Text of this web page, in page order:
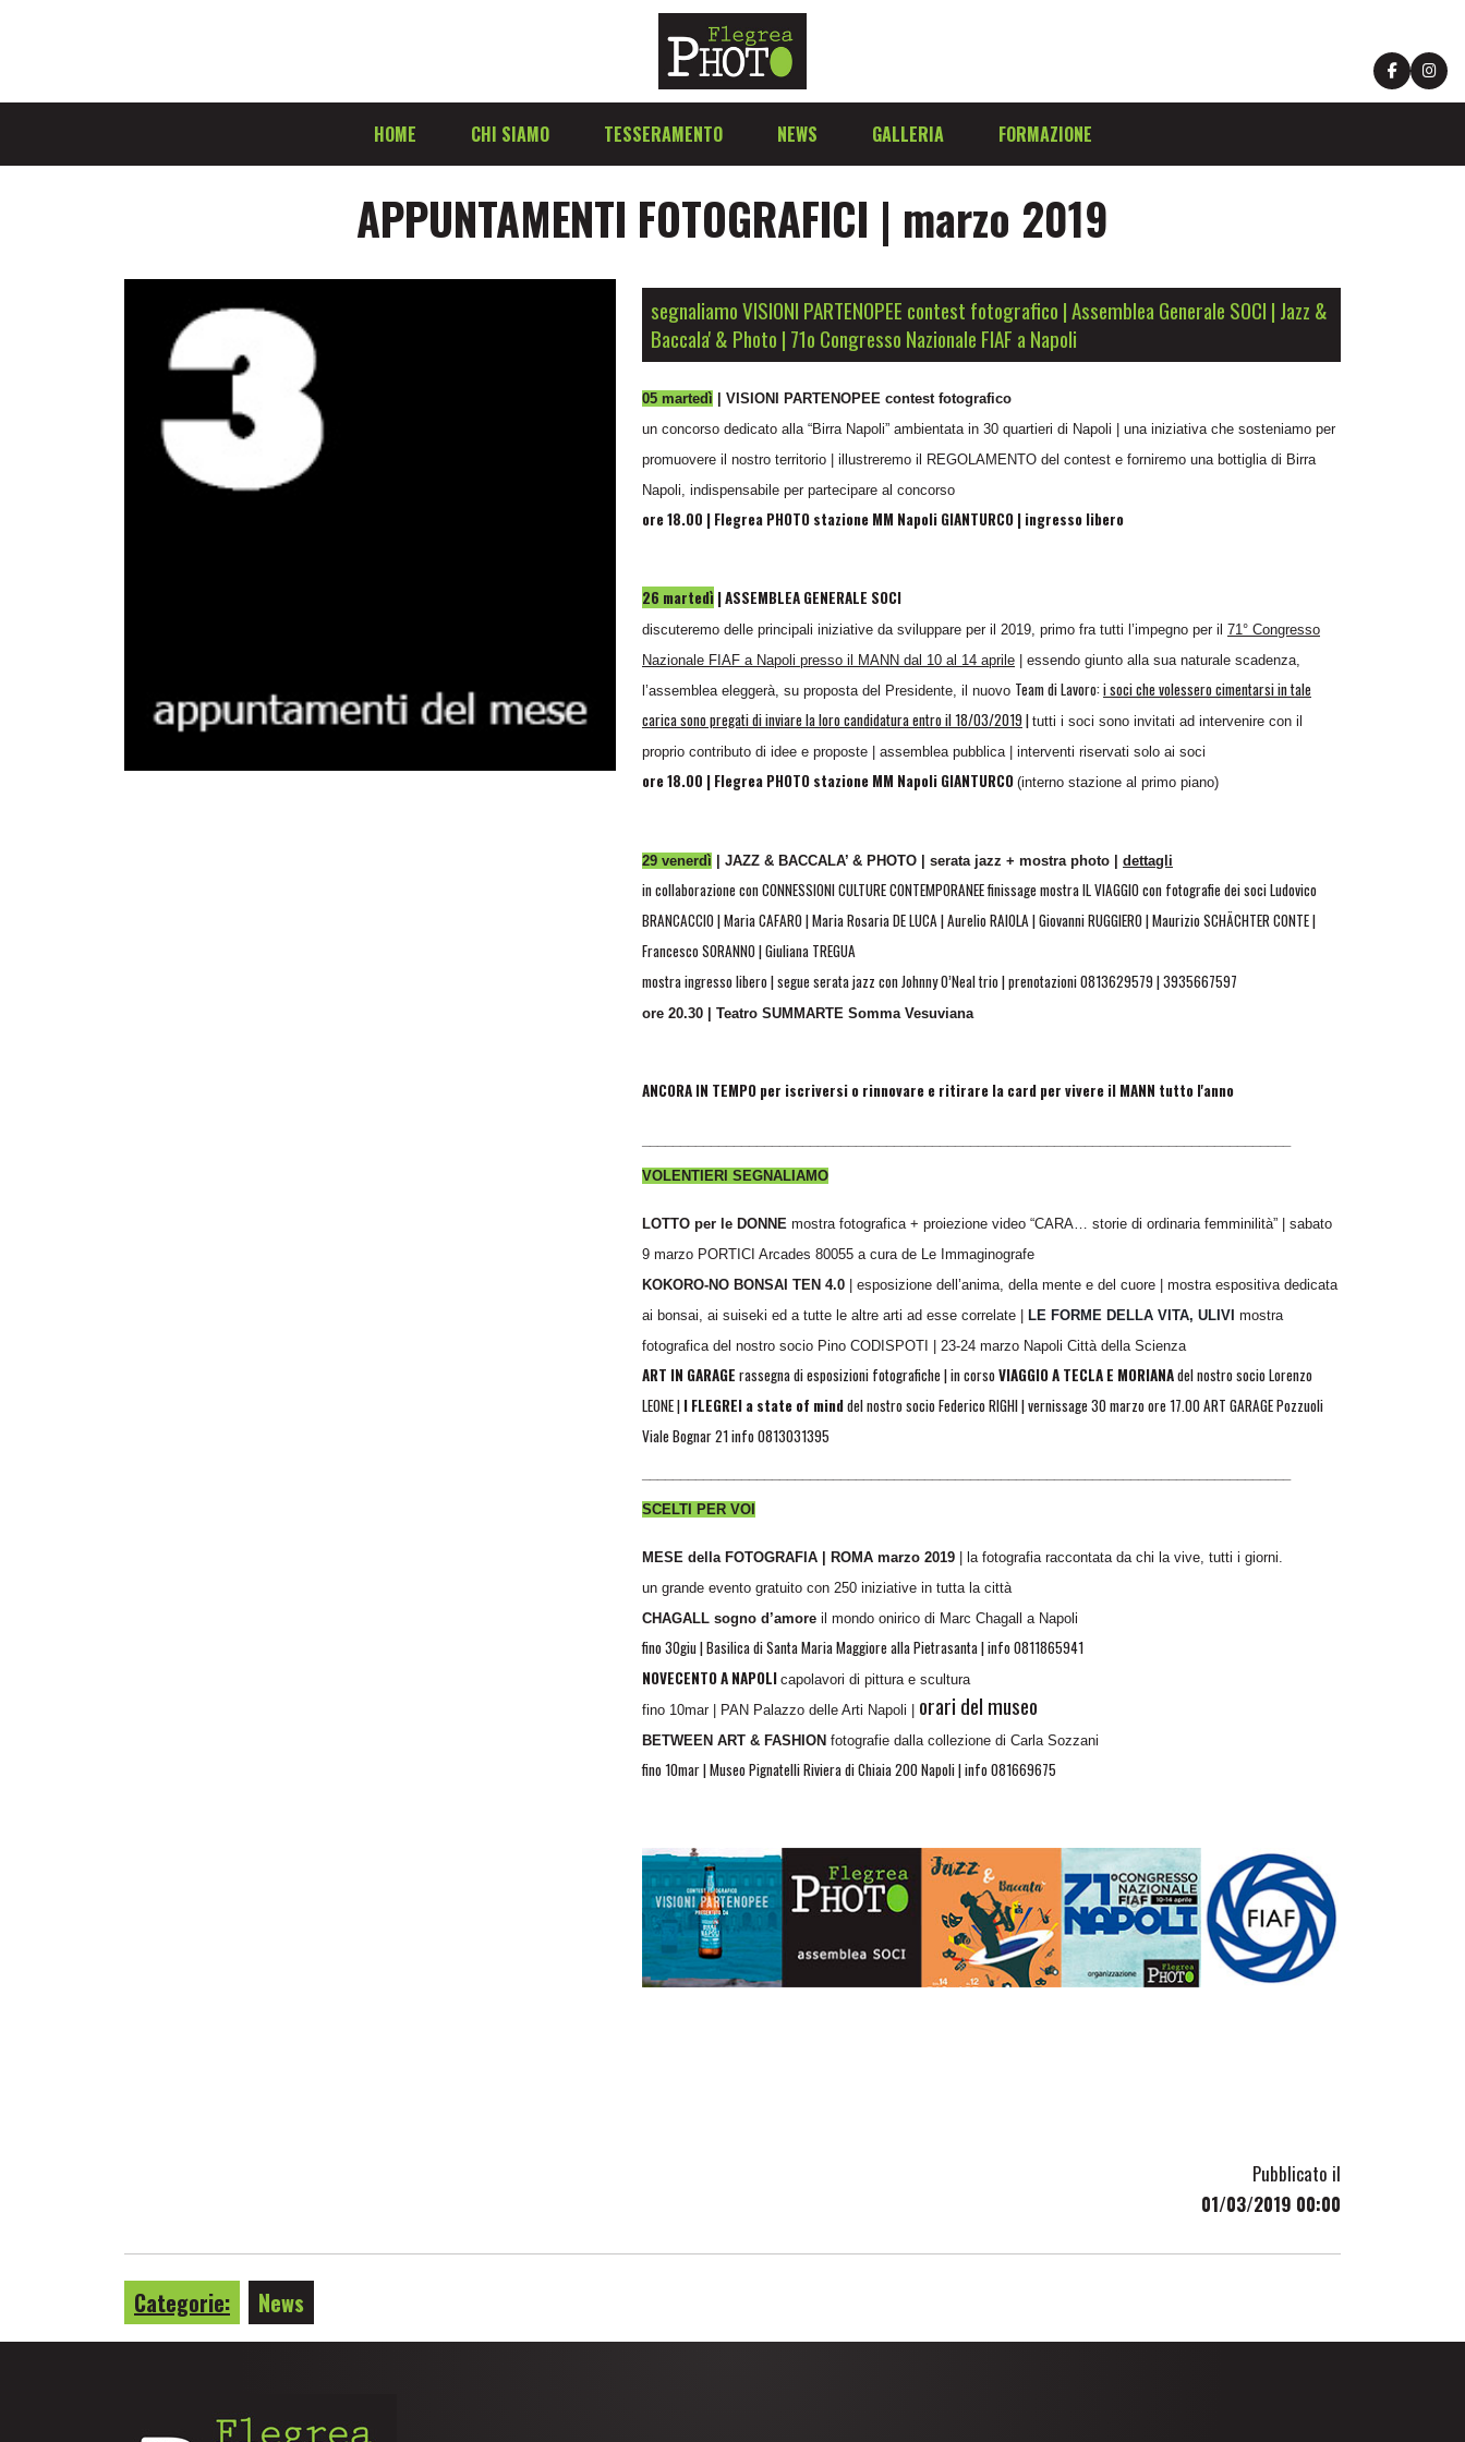
HOME CHI SIAMO TESSERAMENTO NEWS GALLERIA FORMAZIONE
APPUNTAMENTI FOTOGRAFICI | marzo 2019
segnaliamo VISIONI PARTENOPEE contest fotografico | Assemblea Generale SOCI | Jazz &
Baccala' & Photo | 71o Congresso Nazionale FIAF a Napoli
05 martedì
| VISIONI PARTENOPEE contest fotografico
un concorso dedicato alla “Birra Napoli” ambientata in 30 quartieri di Napoli | una iniziativa che sosteniamo per
promuovere il nostro territorio | illustreremo il REGOLAMENTO del contest e forniremo una bottiglia di Birra
Napoli, indispensabile per partecipare al concorso
ore 18.00 | Flegrea PHOTO stazione MM Napoli GIANTURCO | ingresso libero
26 martedì | ASSEMBLEA GENERALE SOCI
discuteremo delle principali iniziative da sviluppare per il 2019, primo fra tutti l’impegno per il 71° Congresso
Nazionale FIAF a Napoli presso il MANN dal 10 al 14 aprile | essendo giunto alla sua naturale scadenza,
l’assemblea eleggerà, su proposta del Presidente, il nuovo Team di Lavoro:i soci che volessero cimentarsi in tale
carica sono pregati di inviare la loro candidatura entro il 18/03/2019| tutti i soci sono invitati ad intervenire con il
proprio contributo di idee e proposte | assemblea pubblica | interventi riservati solo ai soci
ore 18.00 | Flegrea PHOTO stazione MM Napoli GIANTURCO (interno stazione al primo piano)
29 venerdì | JAZZ & BACCALA’ & PHOTO | serata jazz + mostra photo | dettagli
in collaborazione con CONNESSIONI CULTURE CONTEMPORANEE finissage mostra IL VIAGGIO con fotografie dei soci Ludovico
BRANCACCIO | Maria CAFARO | Maria Rosaria DE LUCA | Aurelio RAIOLA | Giovanni RUGGIERO | Maurizio SCHÄCHTER CONTE |
Francesco SORANNO | Giuliana TREGUA
mostra ingresso libero | segue serata jazz con Johnny O’Neal trio |prenotazioni 0813629579 |3935667597
ore 20.30 | Teatro SUMMARTE Somma Vesuviana
ANCORA IN TEMPO per iscriversi o rinnovare e ritirare la card per vivere il MANN tutto l'anno
VOLENTIERI SEGNALIAMO
LOTTO per le DONNE mostra fotografica + proiezione video “CARA… storie di ordinaria femminilità” | sabato
9 marzo PORTICI Arcades 80055 a cura de Le Immaginografe
KOKORO-NO BONSAI TEN 4.0 | esposizione dell’anima, della mente e del cuore | mostra espositiva dedicata
ai bonsai, ai suiseki ed a tutte le altre arti ad esse correlate |
LE FORME DELLA VITA, ULIVI mostra
fotografica del nostro socio Pino CODISPOTI | 23-24 marzo Napoli Città della Scienza
ART IN GARAGE rassegna di esposizioni fotografiche | in corsoVIAGGIO A TECLA E MORIANAdel nostro socio Lorenzo
LEONE | I FLEGREI a state of minddel nostro socio Federico RIGHI | vernissage 30 marzo ore 17.00 ART GARAGE Pozzuoli
Viale Bognar 21info 0813031395
SCELTI PER VOI
MESE della FOTOGRAFIA | ROMA marzo 2019 | la fotografia raccontata da chi la vive, tutti i giorni.
un grande evento gratuito con 250 iniziative in tutta la città
CHAGALL sogno d’amore il mondo onirico di Marc Chagall a Napoli
fino 30giu | Basilica di Santa Maria Maggiore alla Pietrasanta | info 0811865941
NOVECENTO A NAPOLI capolavori di pittura e scultura
fino 10mar |
PAN Palazzo delle Arti Napoli | orari del museo
BETWEEN ART & FASHION fotografie dalla collezione di Carla Sozzani
fino 10mar | Museo Pignatelli Riviera di Chiaia 200 Napoli | info 081669675
Pubblicato il
01/03/2019 00:00
Categorie: News